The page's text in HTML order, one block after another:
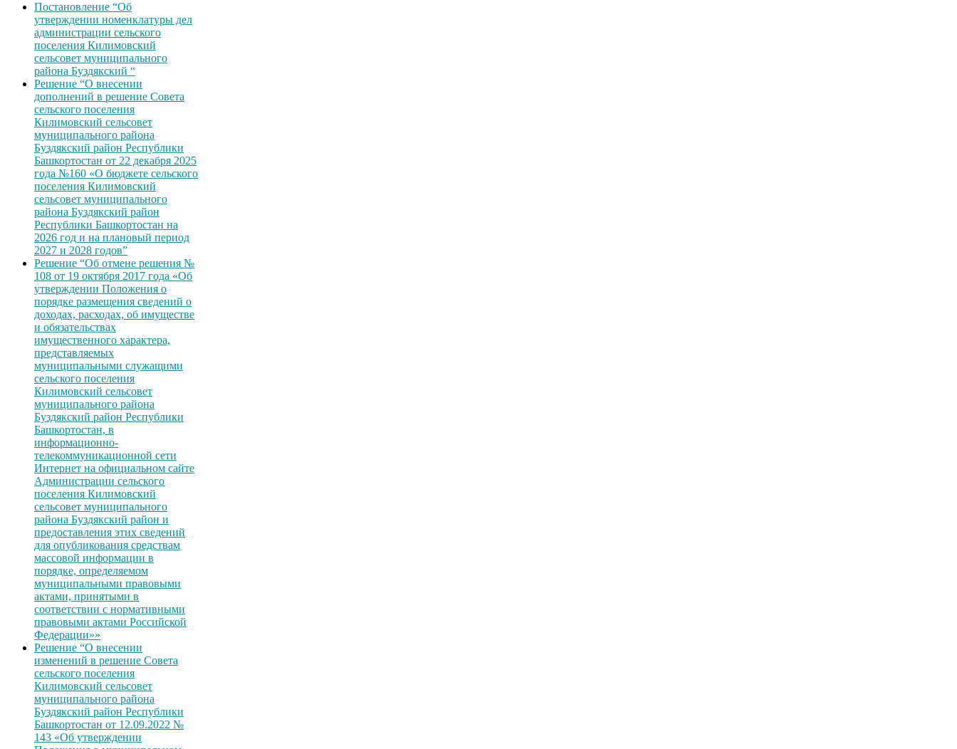
Постановление “Об
утверждении номенклатуры дел
администрации сельского
поселения Килимовский
сельсовет муниципального
района Буздякский “
Решение “О внесении
дополнений в решение Совета
сельского поселения
Килимовский сельсовет
муниципального района
Буздякский район Республики
Башкортостан от 22 декабря 2025
года №160 «О бюджете сельского
поселения Килимовский
сельсовет муниципального
района Буздякский район
Республики Башкортостан на
2026 год и на плановый период
2027 и 2028 годов”
Решение “Об отмене решения №
108 от 19 октября 2017 года «Об
утверждении Положения о
порядке размещения сведений о
доходах, расходах, об имуществе
и обязательствах
имущественного характера,
представляемых
муниципальными служащими
сельского поселения
Килимовский сельсовет
муниципального района
Буздякский район Республики
Башкортостан, в
информационно-
телекоммуникационной сети
Интернет на официальном сайте
Администрации сельского
поселения Килимовский
сельсовет муниципального
района Буздякский район и
предоставления этих сведений
для опубликования средствам
массовой информации в
порядке, определяемом
муниципальными правовыми
актами, принятыми в
соответствии с нормативными
правовыми актами Российской
Федерации»»
Решение “О внесении
изменений в решение Совета
сельского поселения
Килимовский сельсовет
муниципального района
Буздякский район Республики
Башкортостан от 12.09.2022 №
143 «Об утверждении